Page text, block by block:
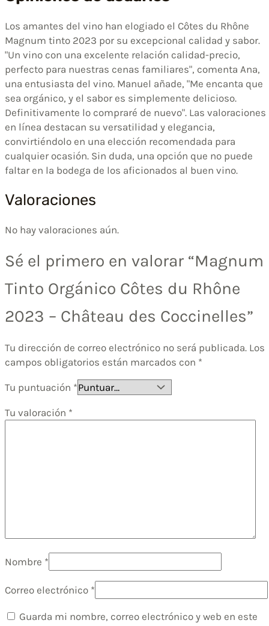
Los amantes del vino han elogiado el Côtes du Rhône
Magnum tinto 2023 por su excepcional calidad y sabor.
"Un vino con una excelente relación calidad-precio,
perfecto para nuestras cenas familiares", comenta Ana,
una entusiasta del vino. Manuel añade, "Me encanta que
sea orgánico, y el sabor es simplemente delicioso.
Definitivamente lo compraré de nuevo". Las valoraciones
en línea destacan su versatilidad y elegancia,
convirtiéndolo en una elección recomendada para
cualquier ocasión. Sin duda, una opción que no puede
faltar en la bodega de los aficionados al buen vino.
Valoraciones
No hay valoraciones aún.
Sé el primero en valorar “Magnum
Tinto Orgánico Côtes du Rhône
2023 – Château des Coccinelles”
Tu dirección de correo electrónico no será publicada. Los
campos obligatorios están marcados con *
Tu puntuación *
Tu valoración *
Nombre *
Correo electrónico *
Guarda mi nombre, correo electrónico y web en este